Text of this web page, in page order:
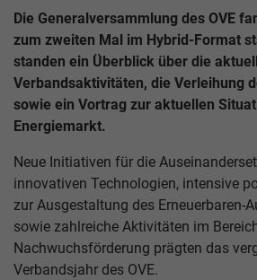
Die Generalversammlung des OVE
zum zweiten Mal im Hybrid-Format
standen ein Überblick über die
Verbandsaktivitäten, die Verleihung
sowie ein Vortrag zur aktuellen
Energiemarkt.
Neue Initiativen für die
innovativen Technologien, intensive
zur Ausgestaltung des Erneuerbaren-
sowie zahlreiche Aktivitäten im
Nachwuchsförderung prägten das
Verbandsjahr des OVE.